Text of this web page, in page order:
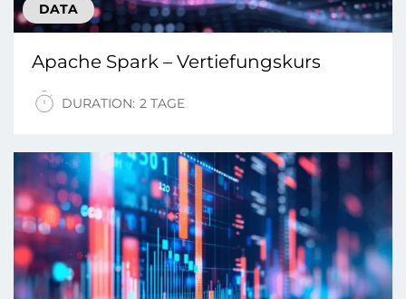
DATA
Apache Spark – Vertiefungskurs
DURATION: 2 TAGE